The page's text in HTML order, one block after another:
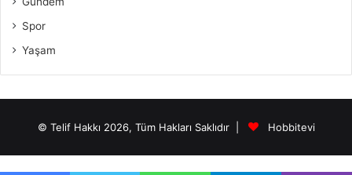
Spor
Yaşam
© Telif Hakkı 2026, Tüm Hakları Saklıdır | Hobbitevi